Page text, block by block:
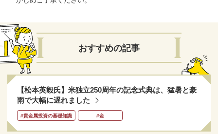
おすすめの記事
【松本英毅氏】米独立250周年の記念式典は、猛暑と豪
雨で大幅に遅れました
#貴金属投資の基礎知識 #金